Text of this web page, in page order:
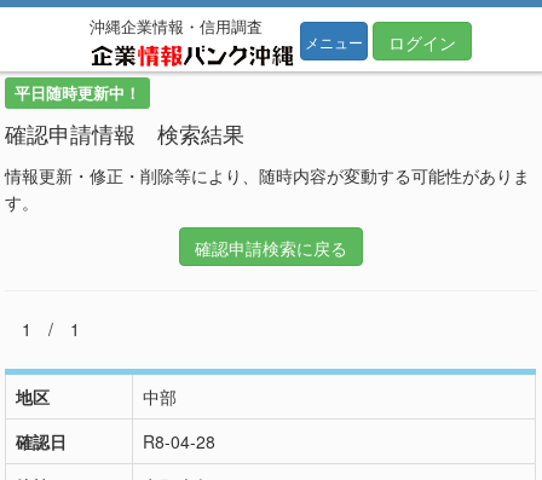
沖縄企業情報・信用調査
メニュー ログイン
平日随時更新中！
確認申請情報 検索結果
情報更新・修正・削除等により、随時内容が変動する可能性がありま
す。
確認申請検索に戻る
1 / 1
地区
中部
確認日
R8-04-28